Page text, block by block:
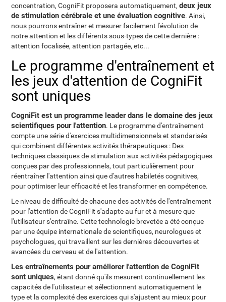
concentration, CogniFit proposera automatiquement,deux jeux
de stimulation cérébrale et une évaluation cognitive. Ainsi,
nous pourrons entraîner et mesurer facilement l'évolution de
notre attention et les différents sous-types de cette dernière :
attention focalisée, attention partagée, etc...
Le programme d'entraînement et
les jeux d'attention de CogniFit
sont uniques
CogniFit est un programme leader dans le domaine des jeux
scientifiques pour l'attention. Le programme d'entraînement
compte une série d'exercices multidimensionnels et standarisés
qui combinent différentes activités thérapeutiques : Des
techniques classiques de stimulation aux activités pédagogiques
conçues par des professionnels, tout particulièrement pour
réentraîner l'attention ainsi que d'autres habiletés cognitives,
pour optimiser leur efficacité et les transformer en compétence.
Le niveau de difficulté de chacune des activités de l'entraînement
pour l'attention de CogniFit s'adapte au fur et à mesure que
l'utilisateur s'entraîne. Cette technologie brevetée a été conçue
par une équipe internationale de scientifiques, neurologues et
psychologues, qui travaillent sur les dernières découvertes et
avancées du cerveau et de l'attention.
Les entraînements pour améliorer l'attention de CogniFit
sont uniques, étant donné qu'ils mesurent continuellement les
capacités de l'utilisateur et sélectionnent automatiquement le
type et la complexité des exercices qui s'ajustent au mieux pour